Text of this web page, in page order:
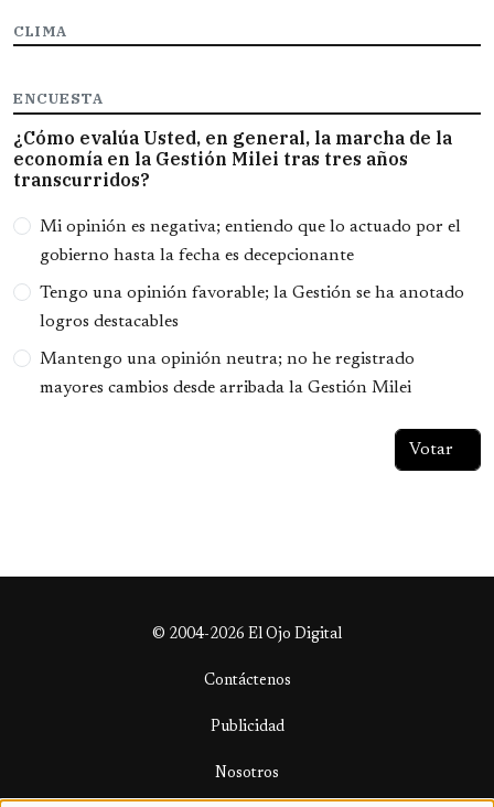
CLIMA
ENCUESTA
¿Cómo evalúa Usted, en general, la marcha de la
economía en la Gestión Milei tras tres años
transcurridos?
Opciones
Mi opinión es negativa; entiendo que lo actuado por el
gobierno hasta la fecha es decepcionante
Tengo una opinión favorable; la Gestión se ha anotado
logros destacables
Mantengo una opinión neutra; no he registrado
mayores cambios desde arribada la Gestión Milei
© 2004-2026 El Ojo Digital
Contáctenos
Publicidad
Nosotros